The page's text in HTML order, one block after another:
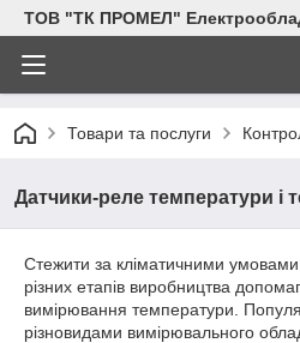
ТОВ "ТК ПРОМЕЛ"
Товари та послуги
Датчики-реле температури і
Стежити за кліматичними
різних етапів виробництва
вимірювання температури.
різновидами вимірювального